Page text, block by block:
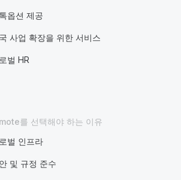
옵션 제공
사업 확장을 위한 서비스
벌 HR
를 선택해야 하는 이유
벌 인프라
및 규정 준수